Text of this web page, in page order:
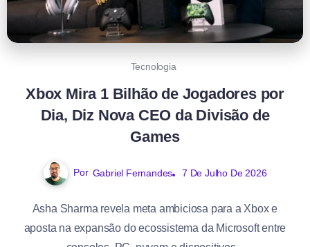
Tecnologia
Xbox Mira 1 Bilhão de Jogadores por
Dia, Diz Nova CEO da Divisão de
Games
Por Gabriel Fernandes 7 De Julho De 2026
Asha Sharma revela meta ambiciosa para a Xbox e
aposta na expansão do ecossistema da Microsoft entre